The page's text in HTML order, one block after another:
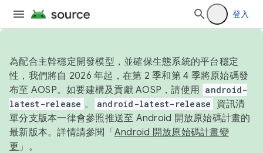
登入
為配合主幹穩定開發模型，並確保生態系統的平台穩定
性，我們將自 2026 年起，在第 2 季和第 4 季將原始碼發
布至 AOSP。如要建構及貢獻 AOSP，請使用 android-
latest-release 。 android-latest-release
資訊清
單分支版本一律會參照推送至 Android 開放原始碼計畫的
最新版本。詳情請參閱「 Android 開放原始碼計畫變
更 」。